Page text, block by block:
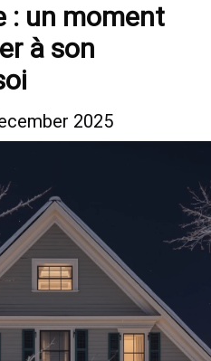
: un moment
à son
2025